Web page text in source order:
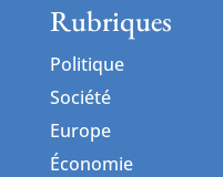
Rubriques
Politique
Société
Europe
Économie